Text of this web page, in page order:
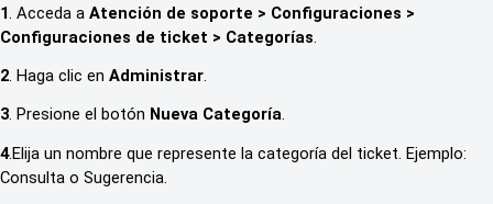
1. Acceda a Atención de soporte > Configuraciones >
Configuraciones de ticket > Categorías.
2. Haga clic en Administrar.
3. Presione el botón Nueva Categoría.
4.Elija un nombre que represente la categoría del ticket. Ejemplo:
Consulta o Sugerencia.